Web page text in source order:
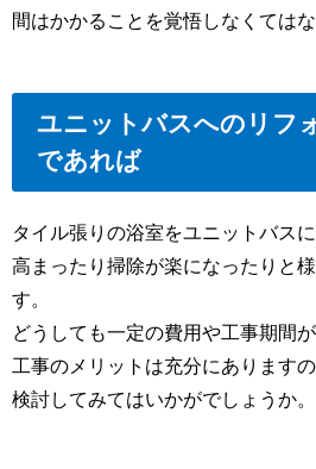
間はかかることを覚悟しなくてはな
ユニットバスへのリフ
であれば
タイル張りの浴室をユニットバス
高まったり掃除が楽になったりと
す。
どうしても一定の費用や工事期間
工事のメリットは充分にあります
検討してみてはいかがでしょうか。